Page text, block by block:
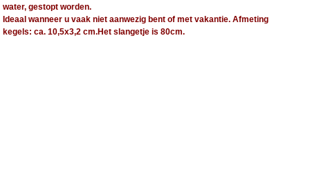
water, gestopt worden.
Ideaal wanneer u vaak niet aanwezig bent of met vakantie. Afmeting
kegels: ca. 10,5x3,2 cm.Het slangetje is 80cm.